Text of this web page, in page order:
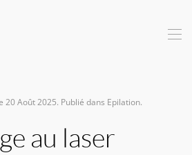
20 Août 2025. Publié dans Epilation.
au laser